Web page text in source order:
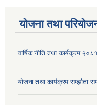
योजना तथा
वार्षिक नीति तथा कार्यक्रम
योजना तथा कार्यक्रम सम्झौता